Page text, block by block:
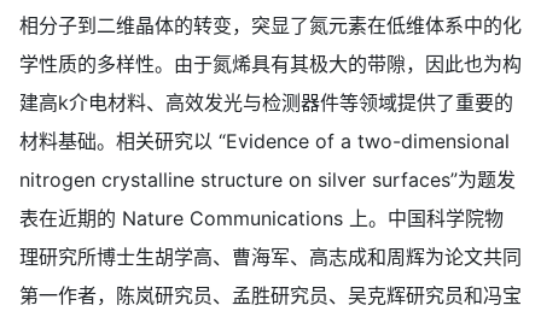
相分子到二维晶体的转变，突显了氮元素在低维体系中的化
学性质的多样性。由于氮烯具有其极大的带隙，因此也为构
建高k介电材料、高效发光与检测器件等领域提供了重要的
材料基础。相关研究以 “Evidence of a two-dimensional
nitrogen crystalline structure on silver surfaces”为题发
表在近期的 Nature Communications 上。中国科学院物
理研究所博士生胡学高、曹海军、高志成和周辉为论文共同
第一作者，陈岚研究员、孟胜研究员、吴克辉研究员和冯宝